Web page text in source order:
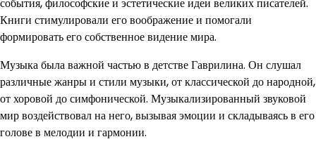
Книги стимулировали его воображение и помогали
формировать его собственное видение мира.
Музыка была важной частью в детстве Гаврилина. Он слушал
различные жанры и стили музыки, от классической до народной,
от хоровой до симфонической. Музыкализированный звуковой
мир воздействовал на него, вызывая эмоции и складываясь в его
голове в мелодии и гармонии.